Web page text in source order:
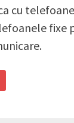
cu